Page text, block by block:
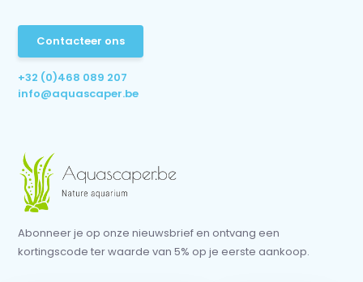
Contacteer ons
+32 (0)468 089 207
info@aquascaper.be
Abonneer je op onze nieuwsbrief en ontvang een
kortingscode ter waarde van 5% op je eerste aankoop.